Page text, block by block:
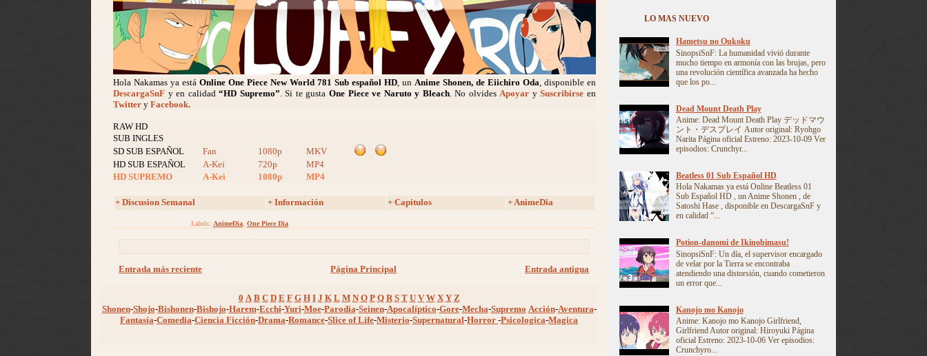
Hola Nakamas ya está Online One Piece New World 781 Sub español HD , un Anime Shonen, de Eiichiro Oda , disponible en
DescargaSnF y en calidad“HD Supremo” . Si te gusta One Piece ve Naruto y Bleach. No olvides Apoyar ySuscribirse en
Twitter y Facebook.
RAW HD
SUB INGLES
SD SUB ESPAÑOL
Fan 1080p
MKV
HD SUB ESPAÑOL
A-Kei 720p
MP4
HD SUPREMO
A-Kei 1080p MP4
+ Discusion Semanal + Información + Capitulos + AnimeDia
Labels: AnimeDia One Piece Dia
Entrada más reciente Entrada antigua
Página Principal
0 A B C D E F G H I J K L M N O P Q R S T U V W X Y Z
Shonen-Shojo-Bishonen-Bishojo-Harem-Ecchi-Yuri-Moe-Parodia-Seinen-Apocalíptico-Gore-Mecha-Supremo Acción-Aventura-
Fantasía-Comedia-Ciencia Ficción-Drama-Romance-Slice of Life-Misterio-Supernatural-Horror -Psicologica-Magica
LO MAS NUEVO
Hametsu no Oukoku
SinopsiSnF: La humanidad vivió durante
mucho tiempo en armonía con las brujas, pero
una revolución científica avanzada ha hecho
que los po...
Dead Mount Death Play
Anime: Dead Mount Death Play デッドマウ
ント・デスプレイ Autor original: Ryohgo
Narita Página oficial Estreno: 2023-10-09 Ver
episodios: Crunchyr...
Beatless 01 Sub Español HD
Hola Nakamas ya está Online Beatless 01
Sub Español HD , un Anime Shonen , de
Satoshi Hase , disponible en DescargaSnF y
en calidad “...
Potion-danomi de Ikinobimasu!
SinopsiSnF: Un día, el supervisor encargado
de velar por la Tierra se encontraba
atendiendo una distorsión, cuando cometieron
un error que...
Kanojo mo Kanojo
Anime: Kanojo mo Kanojo Girlfriend,
Girlfriend Autor original: Hiroyuki Página
oficial Estreno: 2023-10-06 Ver episodios:
Crunchyro...